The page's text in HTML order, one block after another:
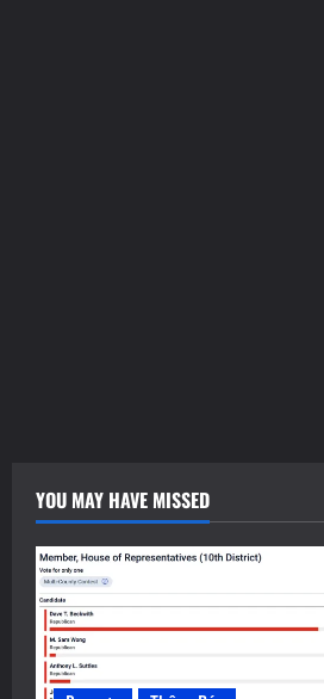
YOU MAY HAVE MISSED